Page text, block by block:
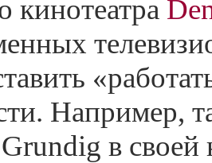
кинотеатра
Например,
в своей